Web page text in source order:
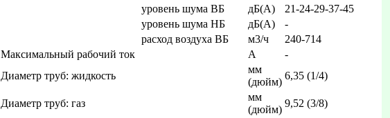
уровень шума ВБ
дБ(А)
21-24-29-37-45
уровень шума НБ
дБ(А)
-
расход воздуха ВБ
м3/ч
240-714
Максимальный рабочий ток
А
-
Диаметр труб: жидкость
мм
(дюйм)
6,35 (1/4)
Диаметр труб: газ
мм
(дюйм)
9,52 (3/8)